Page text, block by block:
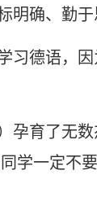
明确、勤
习德语，
孕育了无
学一定不